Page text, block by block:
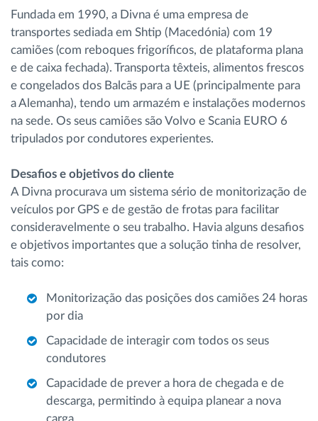
Fundada em 1990, a Divna é uma empresa de
transportes sediada em Shtip (Macedónia) com 19
camiões (com reboques frigoríficos, de plataforma plana
e de caixa fechada). Transporta têxteis, alimentos frescos
e congelados dos Balcãs para a UE (principalmente para
a Alemanha), tendo um armazém e instalações modernos
na sede. Os seus camiões são Volvo e Scania EURO 6
tripulados por condutores experientes.
Desafios e objetivos do cliente
A Divna procurava um sistema sério de monitorização de
veículos por GPS e de gestão de frotas para facilitar
consideravelmente o seu trabalho. Havia alguns desafios
e objetivos importantes que a solução tinha de resolver,
tais como:
Monitorização das posições dos camiões 24 horas
por dia
Capacidade de interagir com todos os seus
condutores
Capacidade de prever a hora de chegada e de
descarga, permitindo à equipa planear a nova
carga